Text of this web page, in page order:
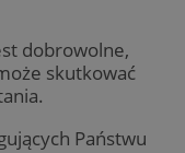
dobrowolne,
skutkować
Państwu